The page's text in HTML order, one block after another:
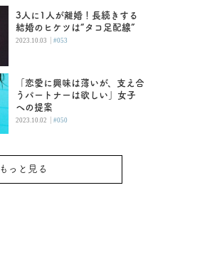
3人に1人が離婚！長続きする
結婚のヒケツは“タコ足配線”
2023.10.03 | #053
「恋愛に興味は薄いが、支え合
うパートナーは欲しい」女子
への提案
2023.10.02 | #050
もっと見る